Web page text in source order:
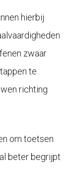
hierbij
zwaar
te
richting
om toetsen
beter begrijpt